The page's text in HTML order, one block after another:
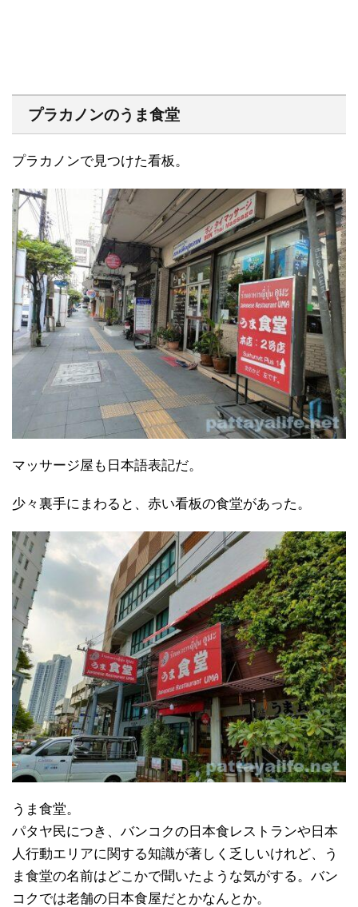
プラカノンのうま食堂
プラカノンで見つけた看板。
マッサージ屋も日本語表記だ。
少々裏手にまわると、赤い看板の食堂があった。
うま食堂。
パタヤ民につき、バンコクの日本食レストランや日本
人行動エリアに関する知識が著しく乏しいけれど、う
ま食堂の名前はどこかで聞いたような気がする。バン
コクでは老舗の日本食屋だとかなんとか。